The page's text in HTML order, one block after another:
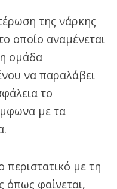
της νάρκης
οποίο αναμένεται
ομάδα
να παραλάβει
το
με τα
περιστατικό με τη
όπως φαίνεται,